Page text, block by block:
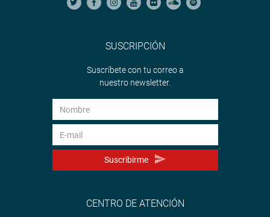
SUSCRIPCIÓN
Suscríbete con tu correo a
nuestro newsletter.
Suscribirme
CENTRO DE ATENCIÓN